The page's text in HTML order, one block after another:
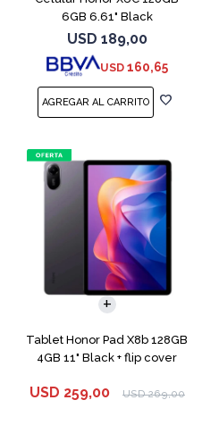
6GB 6.61" Black
USD 189,00
USD 160,65
Tablet Honor Pad X8b 128GB
4GB 11" Black + flip cover
USD 259,00 USD 269,00